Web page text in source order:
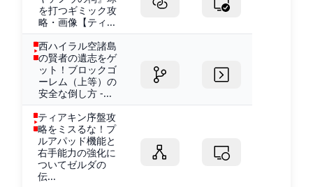
を打つギミック攻
略・画像【ティ...
西ハイラル空諸島
の賢者の遺志をゲ
ット！ブロックゴ
ーレム（上等）の
安全な倒し方 -...
ティアキン序盤攻
略をミスるな！プ
ルアパッド機能と
右手能力の強化に
ついてゼルダの
伝...